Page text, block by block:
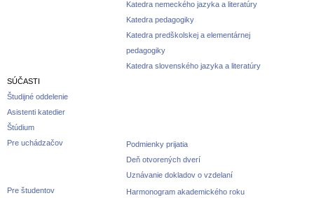
Katedra nemeckého jazyka a literatúry
Katedra pedagogiky
Katedra predškolskej a elementárnej
pedagogiky
Katedra slovenského jazyka a literatúry
SÚČASTI
Študijné oddelenie
Asistenti katedier
Štúdium
Pre uchádzačov
Podmienky prijatia
Deň otvorených dverí
Uznávanie dokladov o vzdelaní
Pre študentov
Harmonogram akademického roku